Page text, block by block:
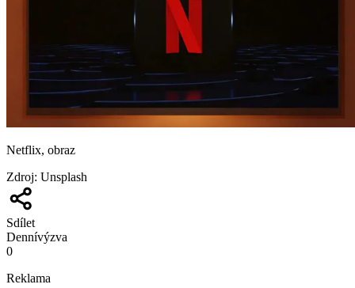
Netflix, obraz
Zdroj: Unsplash
Sdílet
Dennívýzva
0
Reklama